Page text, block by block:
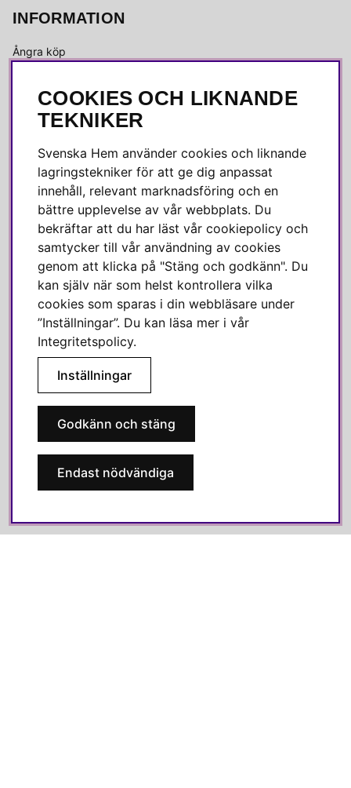
INFORMATION
Ångra köp
Integritetspolicy
Köpvillkor
Reklamation & retur
Skötselråd
OM OSS
Alla recensioner
Jobba hos oss
Om Svenska Hem
Kundservice
Medlemsklubb
Press & media
SOCIALA MEDIER
COOKIES OCH LIKNANDE
TEKNIKER
Svenska Hem använder cookies och liknande
lagringstekniker för att ge dig anpassat
innehåll, relevant marknadsföring och en
bättre upplevelse av vår webbplats. Du
bekräftar att du har läst vår cookiepolicy och
samtycker till vår användning av cookies
genom att klicka på "Stäng och godkänn". Du
kan själv när som helst kontrollera vilka
cookies som sparas i din webbläsare under
”Inställningar”. Du kan läsa mer i vår
Integritetspolicy.
Inställningar
Godkänn och stäng
Endast nödvändiga